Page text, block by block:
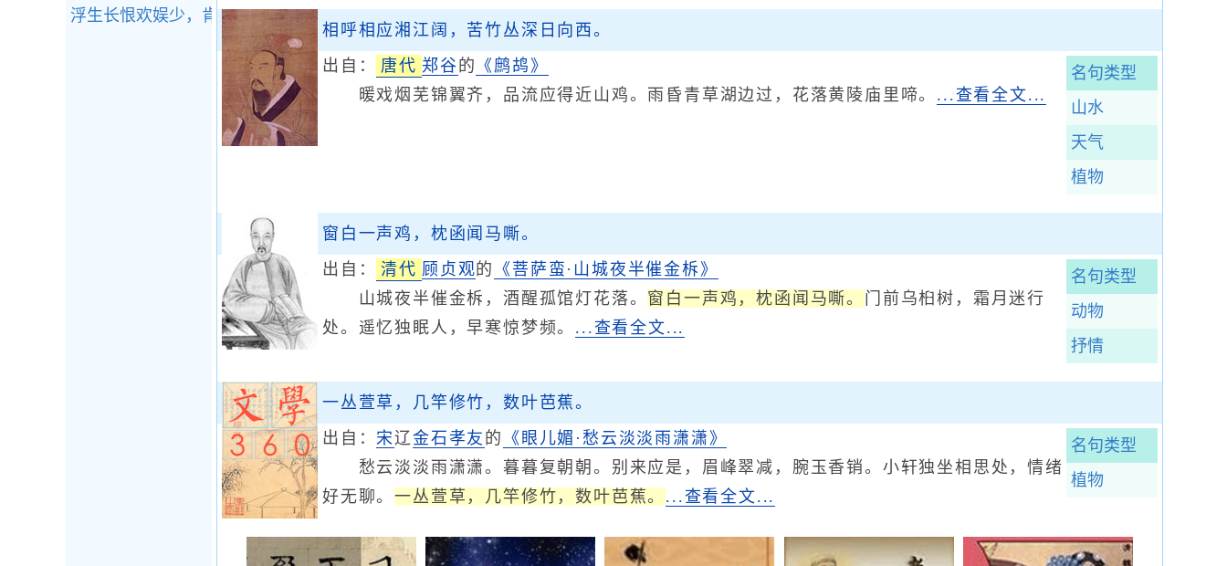
相呼相应湘江阔，苦竹丛深日向西。
名句类型
山水
天气
植物
出自： 唐代 郑谷 的 《鹧鸪》
暖戏烟芜锦翼齐，品流应得近山鸡。雨昏青草湖边过，花落黄陵庙里啼。 ...查看全文...
窗白一声鸡，枕函闻马嘶。
名句类型
动物
抒情
出自： 清代 顾贞观的 《菩萨蛮·山城夜半催金柝》
山城夜半催金柝，酒醒孤馆灯花落。 窗白一声鸡，枕函闻马嘶。 门前乌桕树，霜月迷行
处。遥忆独眠人，早寒惊梦频。 ...查看全文...
一丛萱草，几竿修竹，数叶芭蕉。
名句类型
植物
出自：宋辽金石孝友 的 《眼儿媚·愁云淡淡雨潇潇》
愁云淡淡雨潇潇。暮暮复朝朝。别来应是，眉峰翠减，腕玉香销。小轩独坐相思处，情绪
好无聊。一丛萱草，几竿修竹，数叶芭蕉。 ...查看全文...
浮生长恨欢娱少，肯爱千金轻一笑。